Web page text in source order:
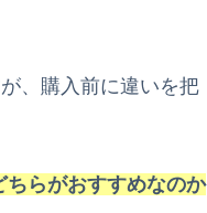
、購入前に違いを把
ちらがおすすめなのか